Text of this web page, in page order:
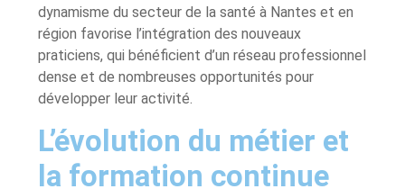
dynamisme du secteur de la santé à Nantes et en
région favorise l’intégration des nouveaux
praticiens, qui bénéficient d’un réseau professionnel
dense et de nombreuses opportunités pour
développer leur activité.
L’évolution du métier et
la formation continue